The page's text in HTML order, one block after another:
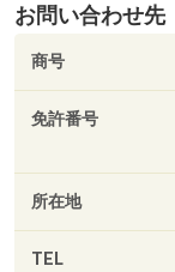
お問い合わせ先
商号
免許番号
所在地
TEL